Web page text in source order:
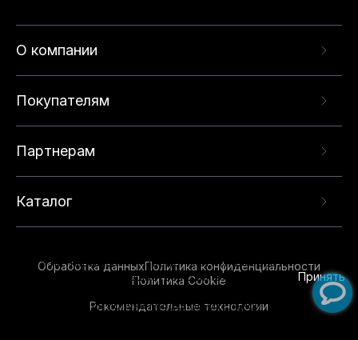
О компании
Покупателям
Партнерам
Каталог
Обработка данныхПолитика конфиденциальности
Политика Cookie
Рекомендательные технологии
опыта на нашем сайте. Продолжая использовать
данный сайт, вы соглашаетесь с использованием
технологий. Для получения дополнительной
Принять